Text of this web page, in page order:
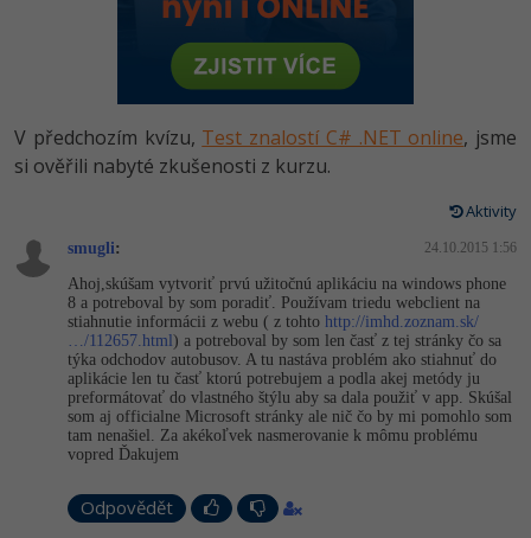
HTML5, CSS3, Bootstrap, SEO
SQL a databáze
Testování a verzování
Spring
ASP.NET MVC
Django
Best practices
JavaScript
Python
UML a návrhové vzory
MySQL/MariaDB
MS-SQL
SQLite
Vývojář mobilních aplikací
Specialista na AI a bigdata
C# Game developer
Webdesigner
Systémový administrátor
Grafik / UX/UI návrhář
3D grafik
Projektový manažer
Databázový analytik
Python -80%
JavaScript -80%
PHP
-80%
Swift
Kotlin -80%
C -80%
VB.NET
SQL
Návrh SW -80%
V předchozím kvízu, Test znalostí C# .NET online, jsme
si ověřili nabyté zkušenosti z kurzu.
Aktivity
smugli: 24.10.2015 1:56
Ahoj,skúšam vytvoriť prvú užitočnú aplikáciu na windows phone
8 a potreboval by som poradiť. Používam triedu webclient na
stiahnutie informácii z webu ( z tohto http://imhd.zoznam.sk/
…/112657.html ) a potreboval by som len časť z tej stránky čo sa
týka odchodov autobusov. A tu nastáva problém ako stiahnuť do
aplikácie len tu časť ktorú potrebujem a podla akej metódy ju
preformátovať do vlastného štýlu aby sa dala použiť v app. Skúšal
som aj officialne Microsoft stránky ale nič čo by mi pomohlo som
tam nenašiel. Za akékoľvek nasmerovanie k mômu problému
vopred Ďakujem
Odpovědět